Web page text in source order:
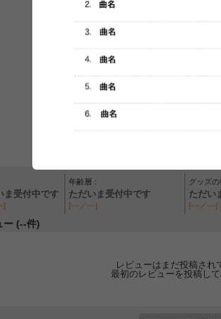
ま受付中です
]
年齢層：
ただいま受付中です
[---／---]
グッズの
ただい
[---／---]
ー (--件)
レビューはまだ投稿され
最初のレビューを投稿し